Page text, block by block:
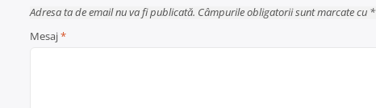
Adresa ta de email nu va fi publicată. Câmpurile obligatorii sunt marcate cu *
Mesaj*